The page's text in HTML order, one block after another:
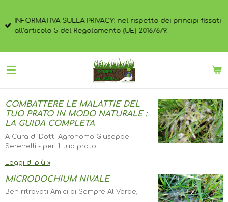
contenuto
INFORMATIVA SULLA PRIVACY: nel rispetto dei principi fissati
all’articolo 5 del Regolamento (UE) 2016/679.
COMBATTERE LE MALATTIE DEL
TUO PRATO IN MODO NATURALE :
LA GUIDA COMPLETA
A Cura di Dott. Agronomo Giuseppe
Serenelli - per il tuo prato
Leggi di più »
MICRODOCHIUM NIVALE
Ben ritrovati Amici di Sempre Al Verde,